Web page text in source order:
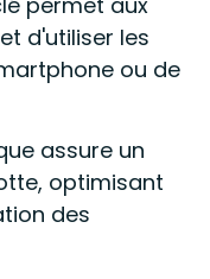
d'utiliser les
ou de
assure un
optimisant
des